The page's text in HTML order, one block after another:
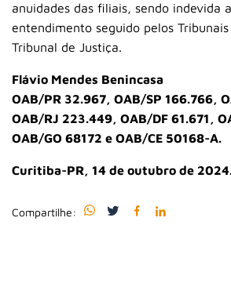
anuidades das filiais, sendo indevida
entendimento seguido pelos
Tribunal de Justiça.
Flávio Mendes Benincasa
OAB/PR 32.967, OAB/SP 166.766,
OAB/RJ 223.449, OAB/DF 61.671,
OAB/GO 68172 e OAB/CE 50168-A.
Curitiba-PR, 14 de outubro de
Compartilhe: